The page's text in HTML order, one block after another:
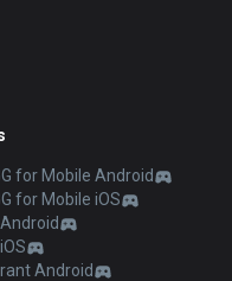
for Mobile Android
for Mobile iOS
Android